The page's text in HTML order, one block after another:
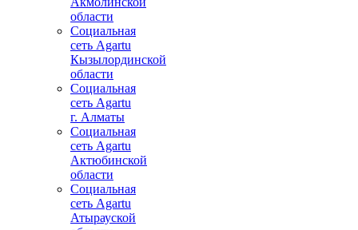
области
Социальная
сеть Agartu
Кызылординской
области
Социальная
сеть Agartu
г. Алматы
Социальная
сеть Agartu
Актюбинской
области
Социальная
сеть Agartu
Атырауской